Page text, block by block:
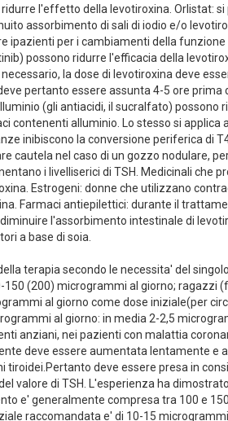
l'effetto della levotiroxina. Orlistat:
assorbimento di sali di iodio e/o
per i cambiamenti della funzione
possono ridurre l'efficacia della
la dose di levotiroxina deve
pertanto essere assunta 4-5 ore
(gli antiacidi, il sucralfato)
alluminio. Lo stesso si applica
inibiscono la conversione periferica di
cautela nel caso di un gozzo nodulare,
i livelliserici di TSH. Medicinali che
Estrogeni: donne che utilizzano
Farmaci antiepilettici: durante il
l'assorbimento intestinale di
a base di soia.
terapia secondo le necessita' del
(200) microgrammi al giorno; ragazzi
al giorno come dose iniziale(per
al giorno: in media 2-2,5
anziani, nei pazienti con malattia
deve essere aumentata lentamente e
deve essere presa in
valore di TSH. L'esperienza ha
e' generalmente compresa tra 100 e
raccomandata e' di 10-15